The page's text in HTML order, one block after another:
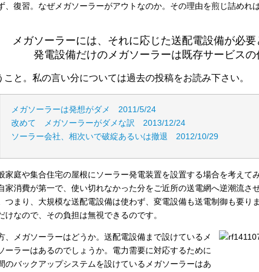
、復習。なぜメガソーラーがアウトなのか。その理由を煎じ詰めれば
メガソーラーには、それに応じた送配電設備が必要
発電設備だけのメガソーラーは既存サービス
こと。私の言い分については過去の投稿をお読み下さい。
メガソーラーは発想がダメ 2011/5/24
改めて メガソーラーがダメな訳 2013/12/24
ソーラー会社、相次いで破綻あるいは撤退 2012/10/29
家庭や集合住宅の屋根にソーラー発電装置を設置する場合を考えて
家消費が第一で、使い切れなかった分をご近所の送電網へ逆潮流さ
つまり、大規模な送配電設備は使わず、変電設備も送電制御も要り
けなので、その負担は無視できるのです。
、メガソーラーはどうか。送配電設備まで設けているメ
ーラーはあるのでしょうか。電力需要に対応するために
のバックアップシステムを設けているメガソーラーはあ